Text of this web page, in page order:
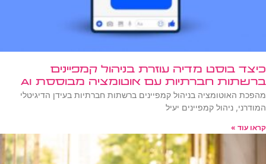
כיצד בוסט מדיה עוזרת בניהול קמפיינים
ברשתות חברתיות עם אוטומציה מבוססת AI
מהפכת האוטומציה בניהול קמפיינים ברשתות חברתיות בעידן הדיגיטלי
המודרני, ניהול קמפיינים יעיל
קראו עוד »